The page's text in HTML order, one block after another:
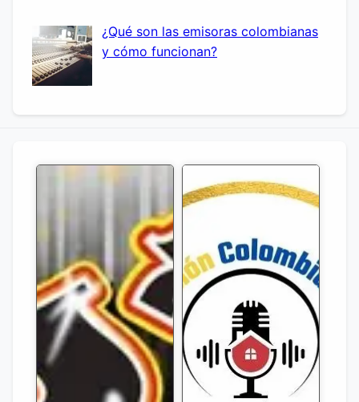
¿Qué son las emisoras colombianas
y cómo funcionan?